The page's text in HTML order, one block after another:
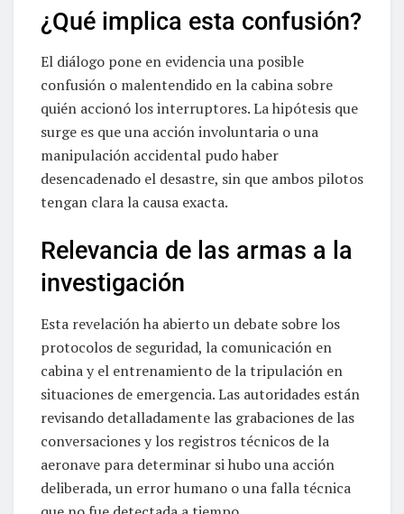
¿Qué implica esta confusión?
El diálogo pone en evidencia una posible
confusión o malentendido en la cabina sobre
quién accionó los interruptores. La hipótesis que
surge es que una acción involuntaria o una
manipulación accidental pudo haber
desencadenado el desastre, sin que ambos pilotos
tengan clara la causa exacta.
Relevancia de las armas a la
investigación
Esta revelación ha abierto un debate sobre los
protocolos de seguridad, la comunicación en
cabina y el entrenamiento de la tripulación en
situaciones de emergencia. Las autoridades están
revisando detalladamente las grabaciones de las
conversaciones y los registros técnicos de la
aeronave para determinar si hubo una acción
deliberada, un error humano o una falla técnica